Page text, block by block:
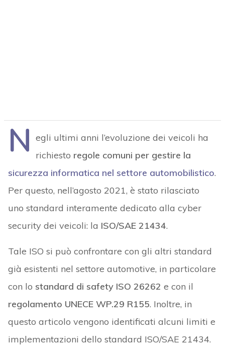
N egli ultimi anni l’evoluzione dei veicoli ha
richiesto regole comuni per gestire la
sicurezza informatica nel settore automobilistico.
Per questo, nell’agosto 2021, è stato rilasciato
uno standard interamente dedicato alla cyber
security dei veicoli: la ISO/SAE 21434.
Tale ISO si può confrontare con gli altri standard
già esistenti nel settore automotive, in particolare
con lo standard di safety ISO 26262 e con il
regolamento UNECE WP.29 R155. Inoltre, in
questo articolo vengono identificati alcuni limiti e
implementazioni dello standard ISO/SAE 21434.